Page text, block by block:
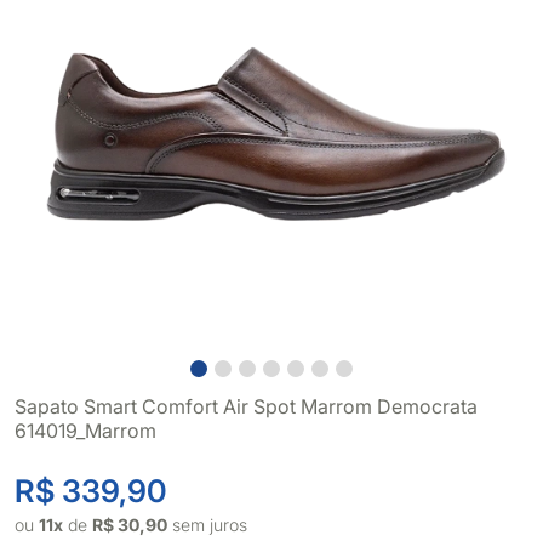
Sapato Smart Comfort Air Spot Marrom Democrata
614019_Marrom
R$ 339,90
ou 11x de R$ 30,90 sem juros